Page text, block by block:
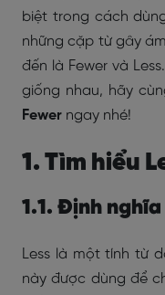
biệt trong cách
những cặp từ gây
đến là Fewer và
giống nhau, hãy
Fewer ngay nhé!
1. Tìm hiểu
1.1. Định nghĩa
Less là một tính từ
này được dùng để